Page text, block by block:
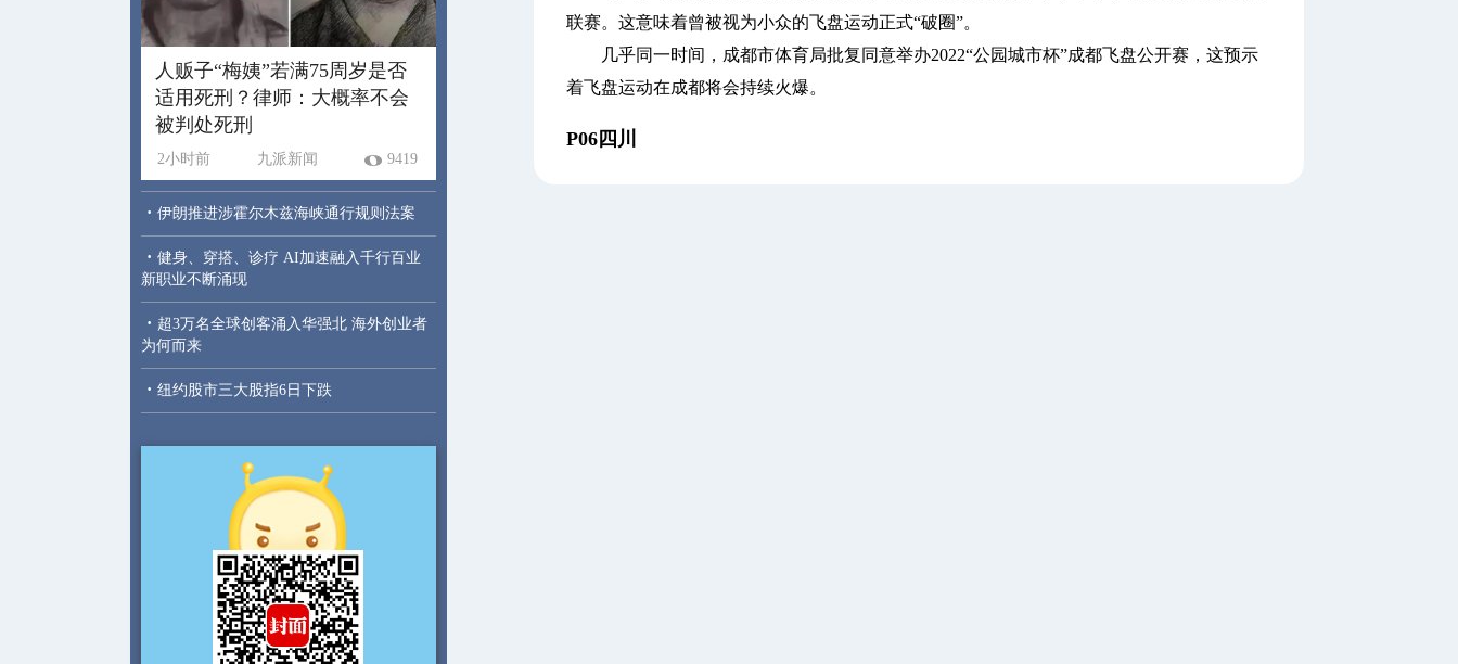
人贩子“梅姨”若满75周岁是否
适用死刑？律师：大概率不会
被判处死刑
2小时前 九派新闻 9419
· 伊朗推进涉霍尔木兹海峡通行规则法案
· 健身、穿搭、诊疗 AI加速融入千行百业
新职业不断涌现
· 超3万名全球创客涌入华强北 海外创业者
为何而来
· 纽约股市三大股指6日下跌
联赛。这意味着曾被视为小众的飞盘运动正式“破圈”。
几乎同一时间，成都市体育局批复同意举办2022“公园城市杯”成都飞盘公开赛，这预示
着飞盘运动在成都将会持续火爆。
P06四川